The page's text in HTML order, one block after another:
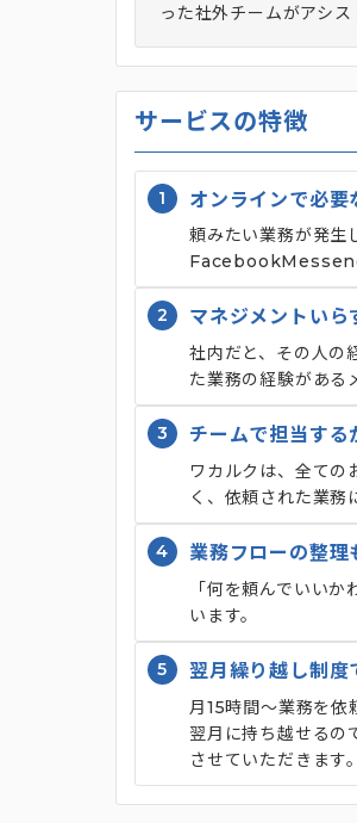
った社外チームがアシス
サービスの特徴
1 オンラインで必要
頼みたい業務が発
2 マネジメントいら
社内だと、その人の
た業務の経験がある
3 チームで担当す
ワカルクは、全ての
く、依頼された業務
4 業務フローの整理
「何を頼んでいい
います。
5 翌月繰り越し制度
月15時間～業務を
翌月に持ち越せるの
させていただきます